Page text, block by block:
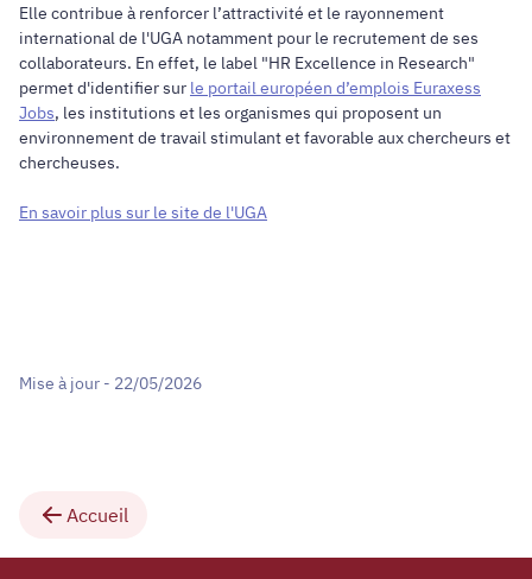
Elle contribue à renforcer l’attractivité et le rayonnement
international de l'UGA notamment pour le recrutement de ses
collaborateurs. En effet, le label "HR Excellence in Research"
permet d'identifier sur le portail européen d’emplois Euraxess
Jobs, les institutions et les organismes qui proposent un
environnement de travail stimulant et favorable aux chercheurs et
chercheuses.
En savoir plus sur le site de l'UGA
Mise à jour - 22/05/2026
Accueil